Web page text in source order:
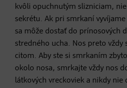
kvôli opuchnutým slizniciam,
sekrétu. Ak pri smrkaní
sa môže dostať do prínosových
stredného ucha. Nos preto vždy
citom. Aby ste si smrkaním
okolo nosa, smrkajte vždy nos
látkových vreckoviek a nikdy